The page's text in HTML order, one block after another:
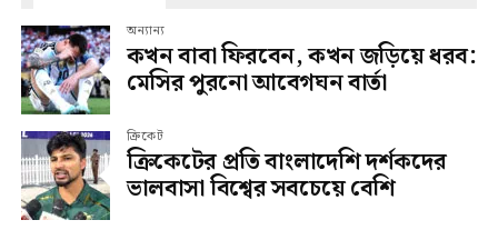
অন্যান্য
কখন বাবা ফিরবেন, কখন জড়িয়ে ধরব:
মেসির পুরনো আবেগঘন বার্তা
ক্রিকেট
ক্রিকেটের প্রতি বাংলাদেশি দর্শকদের
ভালবাসা বিশ্বের সবচেয়ে বেশি